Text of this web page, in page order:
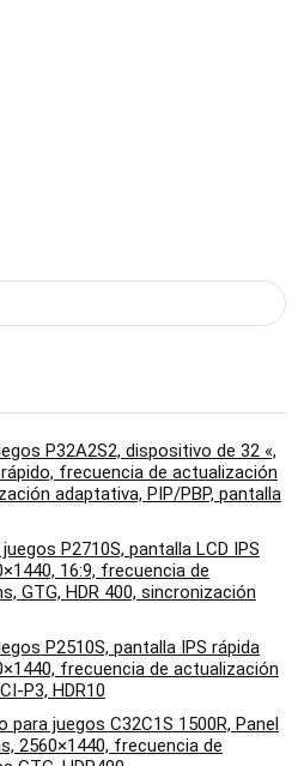
P32A2S2, dispositivo de 32 «,
rápido, frecuencia de actualización
adaptativa, PIP/PBP, pantalla
P2710S, pantalla LCD IPS
16:9, frecuencia de
GTG, HDR 400, sincronización
P2510S, pantalla IPS rápida
frecuencia de actualización
P3, HDR10
juegos C32C1S 1500R, Panel
2560×1440, frecuencia de